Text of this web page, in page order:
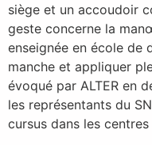
siège et un accoudoir
geste concerne la
enseignée en école de
manche et appliquer
évoqué par ALTER en
les représentants du
cursus dans les centres